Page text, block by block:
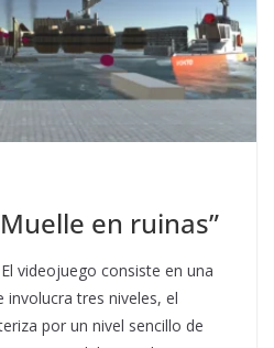
en ruinas”
videojuego consiste en una
tres niveles, el
por un nivel sencillo de